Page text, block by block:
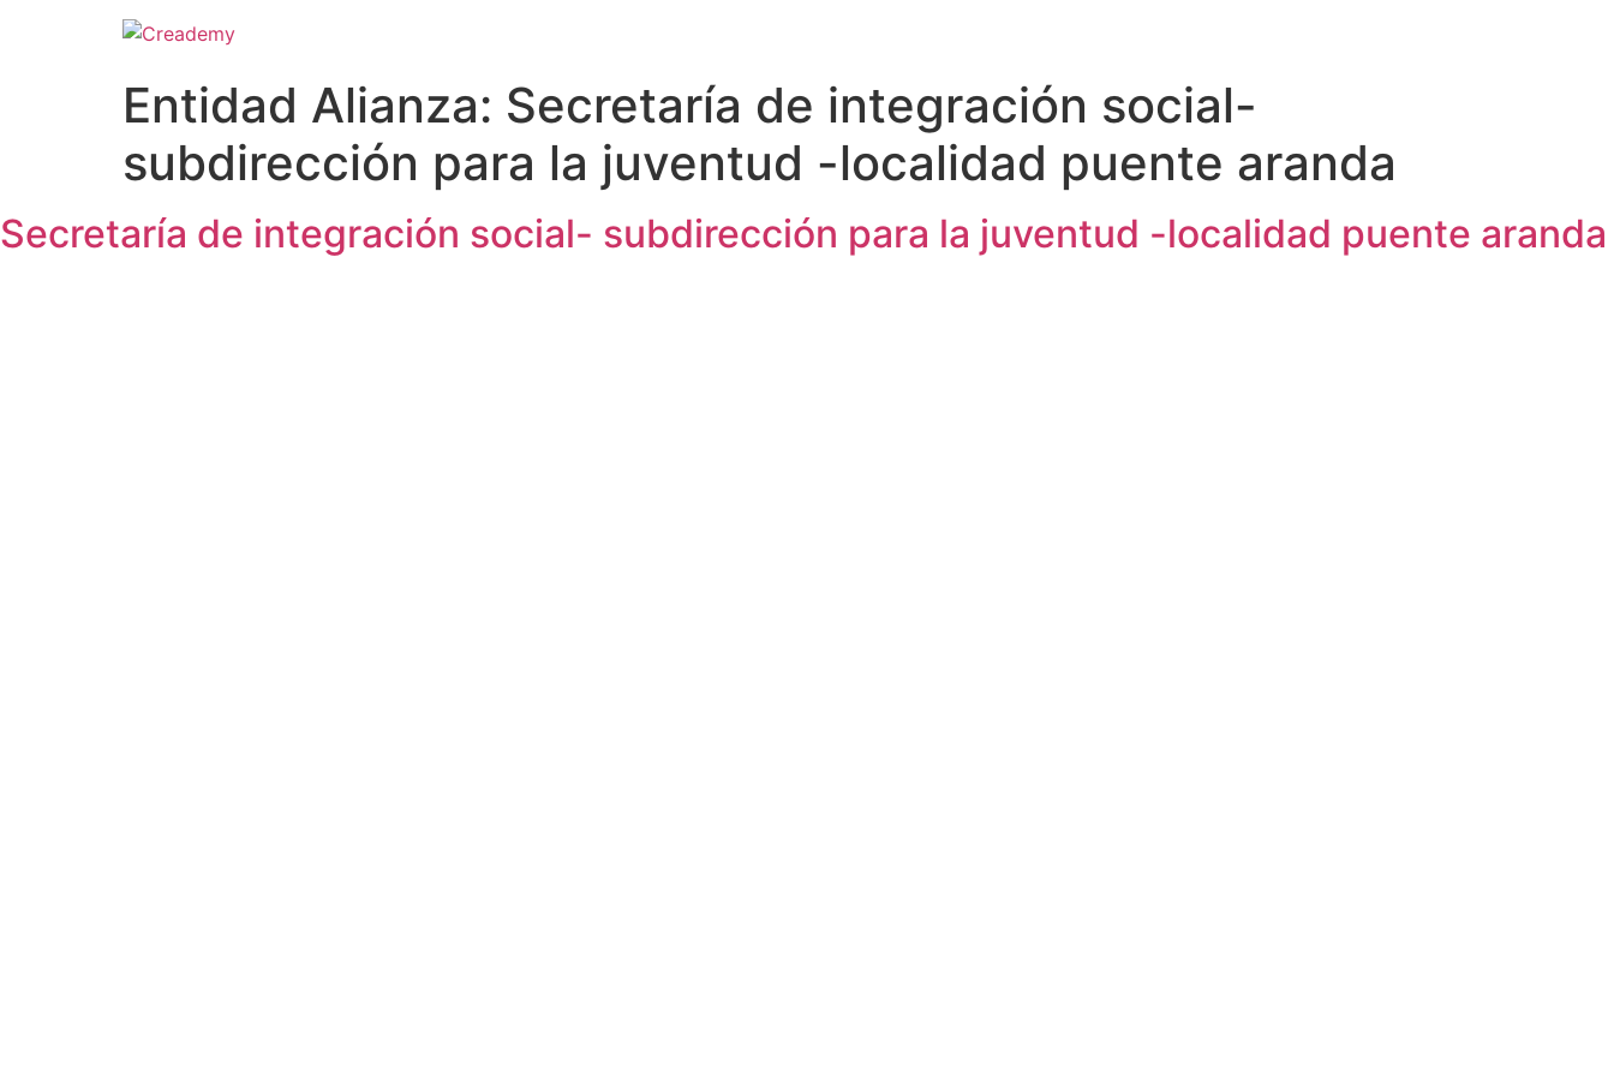
Entidad Alianza: Secretaría de integración social-
subdirección para la juventud -localidad puente aranda
Secretaría de integración social- subdirección para la juventud -localidad puente aranda